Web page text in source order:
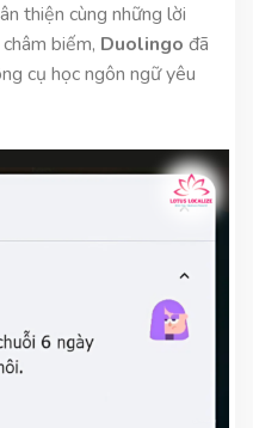
thiện cùng những lời
biếm, Duolingo đã
cụ học ngôn ngữ yêu